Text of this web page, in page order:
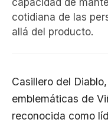
capacidad de
cotidiana de las
allá del producto.
Casillero del
emblemáticas de
reconocida como